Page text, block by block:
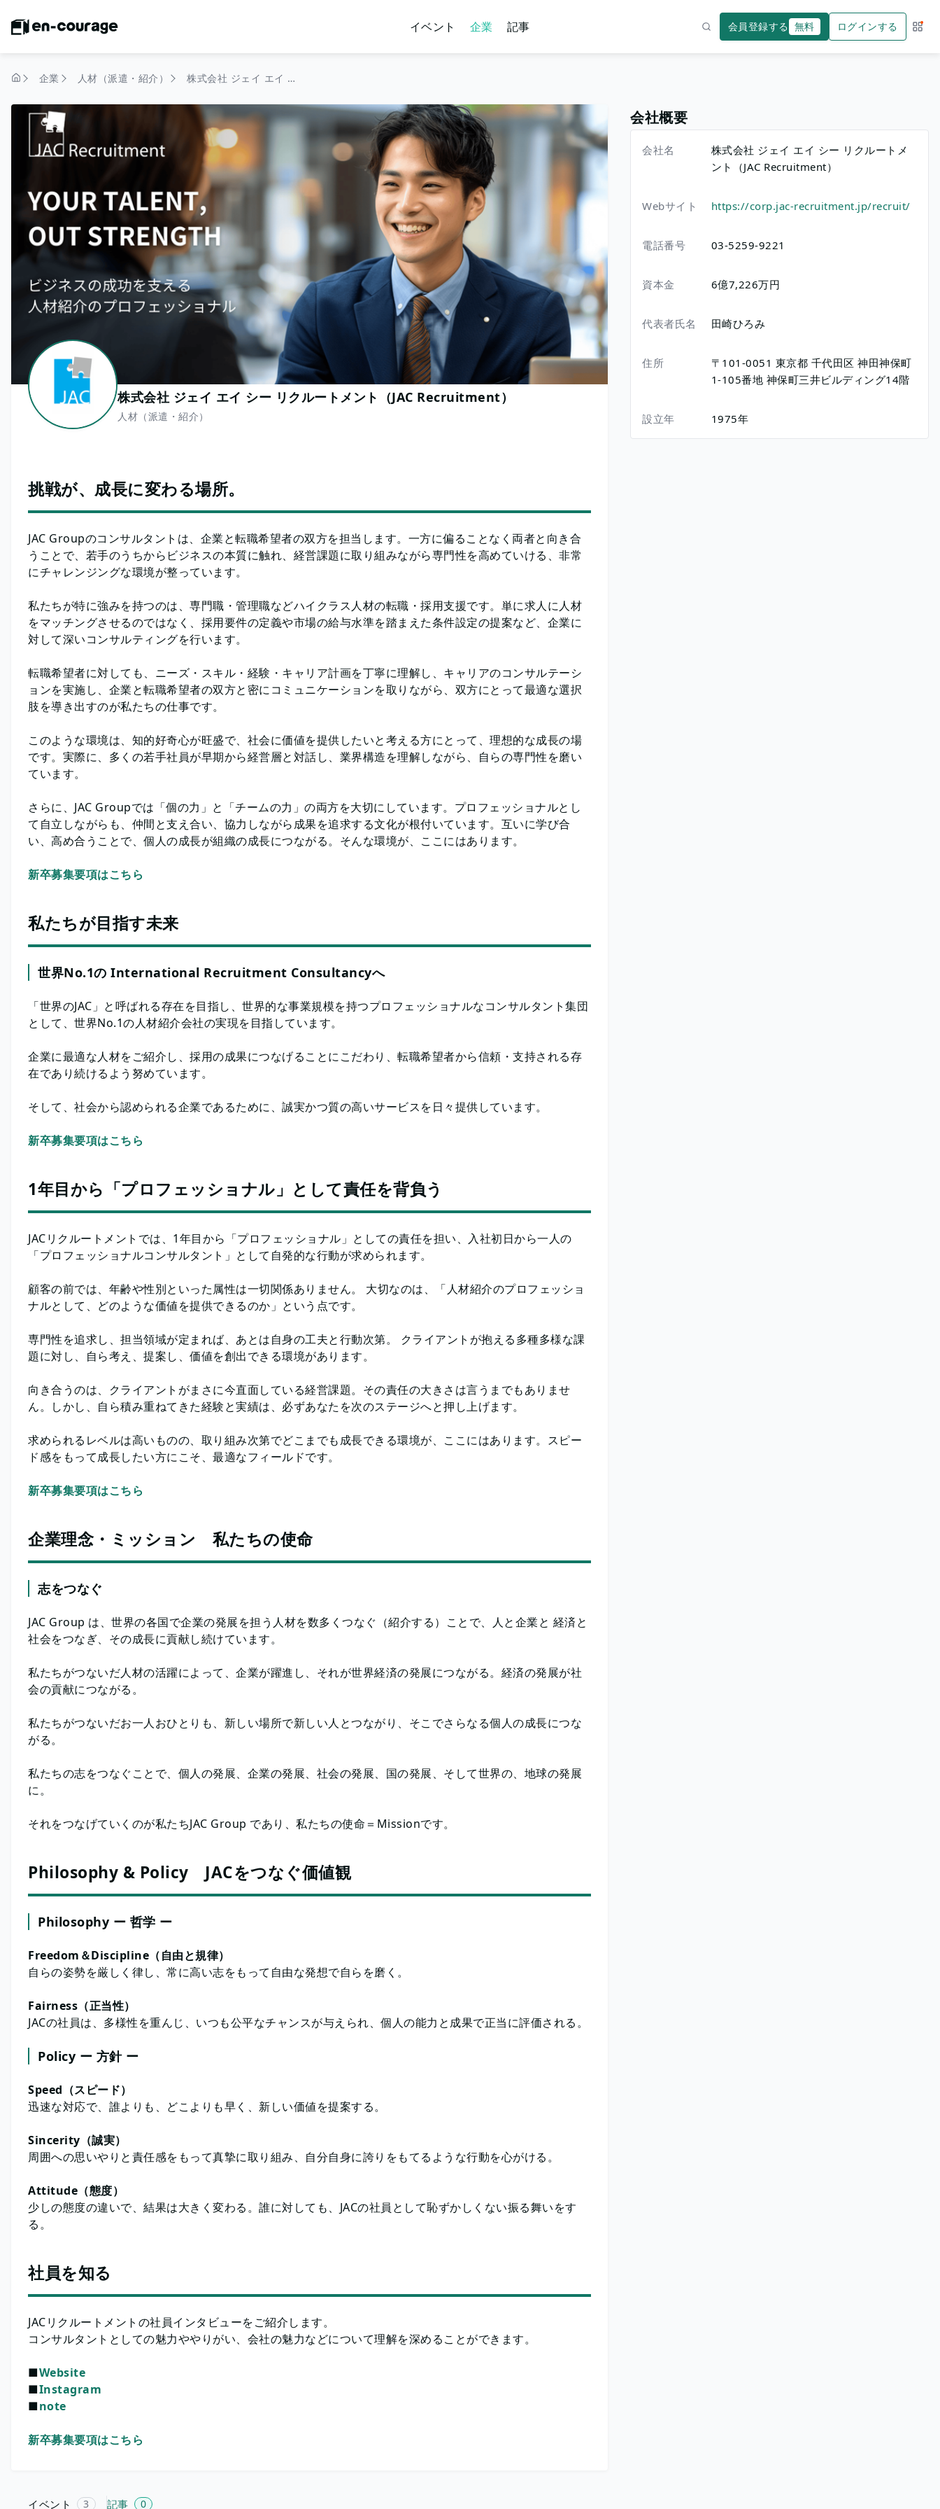
イベント 企業 記事 会員登録する 無料 ログインする サー
企業 人材（派遣・紹介） 株式会社 ジェイ エイ シー リクルートメント（JAC Recruitment）
株式会社 ジェイ エイ シー リクルートメント（JAC Recruitment）
人材（派遣・紹介）
挑戦が、成長に変わる場所。
JAC Groupのコンサルタントは、企業と転職希望者の双方を担当します。一方に偏ることなく両者と向き合
うことで、若手のうちからビジネスの本質に触れ、経営課題に取り組みながら専門性を高めていける、非常
にチャレンジングな環境が整っています。
私たちが特に強みを持つのは、専門職・管理職などハイクラス人材の転職・採用支援です。単に求人に人材
をマッチングさせるのではなく、採用要件の定義や市場の給与水準を踏まえた条件設定の提案など、企業に
対して深いコンサルティングを行います。
転職希望者に対しても、ニーズ・スキル・経験・キャリア計画を丁寧に理解し、キャリアのコンサルテーシ
ョンを実施し、企業と転職希望者の双方と密にコミュニケーションを取りながら、双方にとって最適な選択
肢を導き出すのが私たちの仕事です。
このような環境は、知的好奇心が旺盛で、社会に価値を提供したいと考える方にとって、理想的な成長の場
です。実際に、多くの若手社員が早期から経営層と対話し、業界構造を理解しながら、自らの専門性を磨い
ています。
さらに、JAC Groupでは「個の力」と「チームの力」の両方を大切にしています。プロフェッショナルとし
て自立しながらも、仲間と支え合い、協力しながら成果を追求する文化が根付いています。互いに学び合
い、高め合うことで、個人の成長が組織の成長につながる。そんな環境が、ここにはあります。
新卒募集要項はこちら
私たちが目指す未来
世界No.1の International Recruitment Consultancyへ
「世界のJAC」と呼ばれる存在を目指し、世界的な事業規模を持つプロフェッショナルなコンサルタント集団
として、世界No.1の人材紹介会社の実現を目指しています。
企業に最適な人材をご紹介し、採用の成果につなげることにこだわり、転職希望者から信頼・支持される存
在であり続けるよう努めています。
そして、社会から認められる企業であるために、誠実かつ質の高いサービスを日々提供しています。
新卒募集要項はこちら
1年目から「プロフェッショナル」として責任を背負う
JACリクルートメントでは、1年目から「プロフェッショナル」としての責任を担い、入社初日から一人の
「プロフェッショナルコンサルタント」として自発的な行動が求められます。
顧客の前では、年齢や性別といった属性は一切関係ありません。 大切なのは、「人材紹介のプロフェッショ
ナルとして、どのような価値を提供できるのか」という点です。
専門性を追求し、担当領域が定まれば、あとは自身の工夫と行動次第。 クライアントが抱える多種多様な課
題に対し、自ら考え、提案し、価値を創出できる環境があります。
向き合うのは、クライアントがまさに今直面している経営課題。その責任の大きさは言うまでもありませ
ん。しかし、自ら積み重ねてきた経験と実績は、必ずあなたを次のステージへと押し上げます。
求められるレベルは高いものの、取り組み次第でどこまでも成長できる環境が、ここにはあります。スピー
ド感をもって成長したい方にこそ、最適なフィールドです。
新卒募集要項はこちら
企業理念・ミッション 私たちの使命
志をつなぐ
JAC Group は、世界の各国で企業の発展を担う人材を数多くつなぐ（紹介する）ことで、人と企業と 経済と
社会をつなぎ、その成長に貢献し続けています。
私たちがつないだ人材の活躍によって、企業が躍進し、それが世界経済の発展につながる。経済の発展が社
会の貢献につながる。
私たちがつないだお一人おひとりも、新しい場所で新しい人とつながり、そこでさらなる個人の成長につな
がる。
私たちの志をつなぐことで、個人の発展、企業の発展、社会の発展、国の発展、そして世界の、地球の発展
に。
それをつなげていくのが私たちJAC Group であり、私たちの使命＝Missionです。
Philosophy & Policy JACをつなぐ価値観
Philosophy ー 哲学 ー
Freedom＆Discipline（自由と規律）
自らの姿勢を厳しく律し、常に高い志をもって自由な発想で自らを磨く。
Fairness（正当性）
JACの社員は、多様性を重んじ、いつも公平なチャンスが与えられ、個人の能力と成果で正当に評価される。
Policy ー 方針 ー
Speed（スピード）
迅速な対応で、誰よりも、どこよりも早く、新しい価値を提案する。
Sincerity（誠実）
周囲への思いやりと責任感をもって真摯に取り組み、自分自身に誇りをもてるような行動を心がける。
Attitude（態度）
少しの態度の違いで、結果は大きく変わる。誰に対しても、JACの社員として恥ずかしくない振る舞いをす
る。
社員を知る
JACリクルートメントの社員インタビューをご紹介します。
コンサルタントとしての魅力ややりがい、会社の魅力などについて理解を深めることができます。
■Website
■Instagram
■note
新卒募集要項はこちら
イベント 3 記事 0
会社概要
会社名
株式会社 ジェイ エイ シー リクルートメ
ント（JAC Recruitment）
Webサイト https://corp.jac-recruitment.jp/recruit/
電話番号 03-5259-9221
資本金 6億7,226万円
代表者氏名 田崎ひろみ
住所 〒101-0051 東京都 千代田区 神田神保町
1-105番地 神保町三井ビルディング14階
設立年 1975年